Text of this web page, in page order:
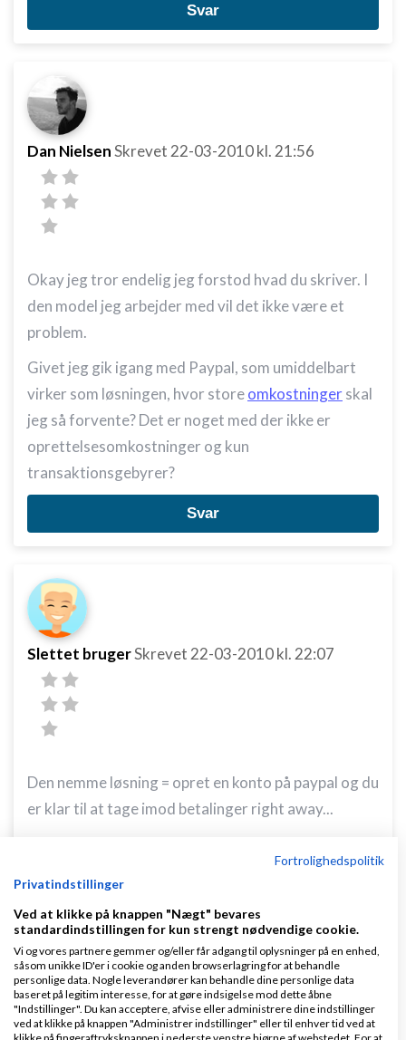
Svar
Dan NielsenSkrevet 22-03-2010kl. 21:56
Okay jeg tror endelig jeg forstod hvad du skriver. I
den model jeg arbejder med vil det ikke være et
problem.
Givet jeg gik igang med Paypal, som umiddelbart
virker som løsningen, hvor storeomkostningerskal
jeg så forvente? Det er noget med der ikke er
oprettelsesomkostninger og kun
transaktionsgebyrer?
Svar
Slettet brugerSkrevet 22-03-2010kl. 22:07
Den nemme løsning = opret en konto på paypal og du
er klar til at tage imod betalinger right away...
behov, men det er i hvert fald den billigste og
nemmeste løsning hvis den gør.
DBH Mathias Bak
EDIT: Ups var vist lidt hurtig ude med at svare før
jeg fik læst hele tråden ordentligt igennem.
Undskylder... :)
Fortrolighedspolitik
Privatindstillinger
Ved at klikke på knappen "Nægt" bevares
standardindstillingen for kun strengt nødvendige cookie.
Vi og vores partnere gemmer og/eller får adgang til oplysninger på en enhed,
såsom unikke ID'er i cookie og anden browserlagring for at behandle
personlige data. Nogle leverandører kan behandle dine personlige data
baseret på legitim interesse, for at gøre indsigelse mod dette åbne
"Indstillinger". Du kan acceptere, afvise eller administrere dine indstillinger
ved at klikke på knappen "Administrer indstillinger" eller til enhver tid ved at
klikke på fingeraftryksknappen i nederste venstre hjørne af webstedet. For at